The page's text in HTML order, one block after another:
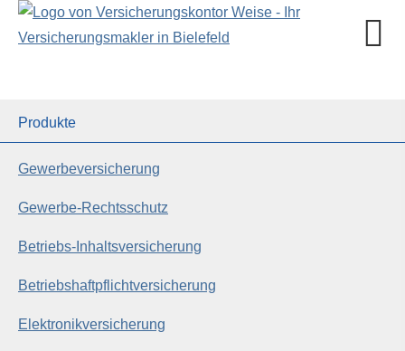
Produkte
Gewerbeversicherung
Gewerbe-Rechtsschutz
Betriebs-Inhaltsversicherung
Betriebshaftpflichtversicherung
Elektronikversicherung